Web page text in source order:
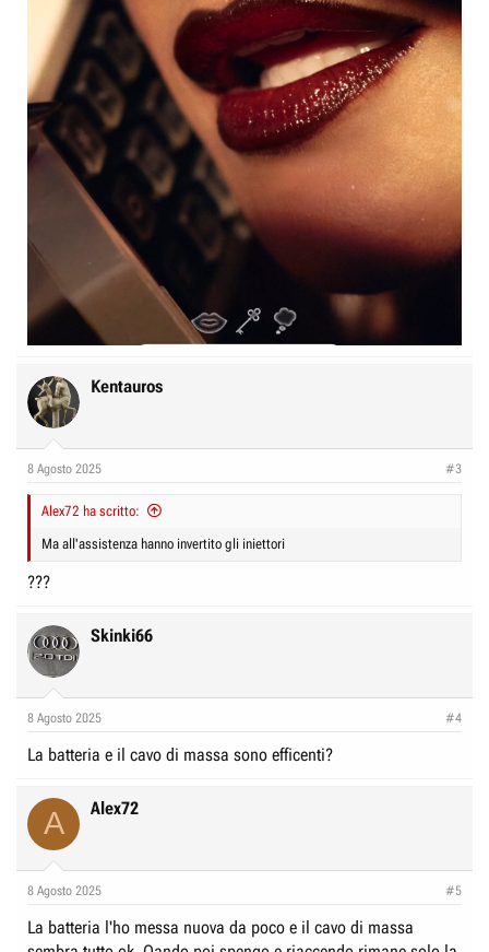
Kentauros
8 Agosto 2025 #3
Alex72 ha scritto:
Ma all'assistenza hanno invertito gli iniettori
???
Skinki66
8 Agosto 2025 #4
La batteria e il cavo di massa sono efficenti?
A Alex72
8 Agosto 2025 #5
La batteria l'ho messa nuova da poco e il cavo di massa